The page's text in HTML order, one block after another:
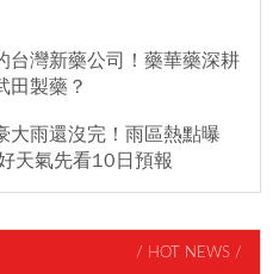
台灣新藥公司！藥華藥深耕
田製藥？
大雨還沒完！雨區熱點曝
天氣先看10日預報
/ HOT NEWS /